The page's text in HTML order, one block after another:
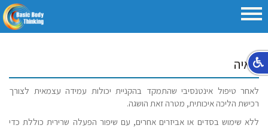
מאיה
לאחר טיפול אינטנסיבי שהתמקד בהקניית יכולות עמידה עצמאית לצורך
רכישת הליכה איכותית, מטרה זאת הושגה.
ללא שימוש בסדים או אביזרים אחרים, עם שיפור הפעלה שרירית כוללת כדי